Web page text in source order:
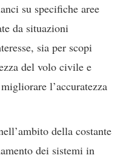
su specifiche aree
da situazioni
sia per scopi
del volo civile e
l’accuratezza
della costante
dei sistemi in